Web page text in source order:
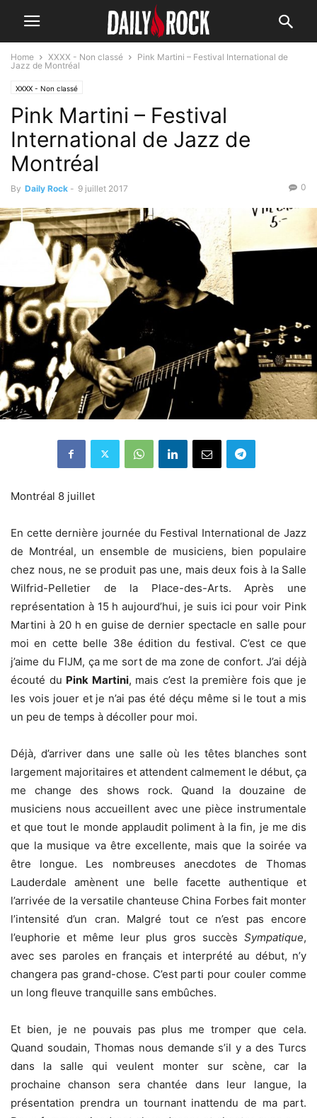
Home XXXX - Non classé
Pink Martini – Festival International de
Jazz de Montréal
XXXX - Non classé
Pink Martini – Festival
International de Jazz de
Montréal
By Daily Rock - 9 juillet 2017 0
Montréal 8 juillet
En cette dernière journée du Festival International de Jazz
de Montréal, un ensemble de musiciens, bien populaire
chez nous, ne se produit pas une, mais deux fois à la Salle
Wilfrid-Pelletier de la Place-des-Arts. Après une
représentation à 15 h aujourd’hui, je suis ici pour voir Pink
Martini à 20 h en guise de dernier spectacle en salle pour
moi en cette belle 38e édition du festival. C’est ce que
j’aime du FIJM, ça me sort de ma zone de confort. J’ai déjà
écouté du Pink Martini, mais c’est la première fois que je
les vois jouer et je n’ai pas été déçu même si le tout a mis
un peu de temps à décoller pour moi.
Déjà, d’arriver dans une salle où les têtes blanches sont
largement majoritaires et attendent calmement le début, ça
me change des shows rock. Quand la douzaine de
musiciens nous accueillent avec une pièce instrumentale
et que tout le monde applaudit poliment à la fin, je me dis
que la musique va être excellente, mais que la soirée va
être longue. Les nombreuses anecdotes de Thomas
Lauderdale amènent une belle facette authentique et
l’arrivée de la versatile chanteuse China Forbes fait monter
l’intensité d’un cran. Malgré tout ce n’est pas encore
l’euphorie et même leur plus gros succès Sympatique,
avec ses paroles en français et interprété au début, n’y
changera pas grand-chose. C’est parti pour couler comme
un long fleuve tranquille sans embûches.
Et bien, je ne pouvais pas plus me tromper que cela.
Quand soudain, Thomas nous demande s’il y a des Turcs
dans la salle qui veulent monter sur scène, car la
prochaine chanson sera chantée dans leur langue, la
présentation prendra un tournant inattendu de ma part.